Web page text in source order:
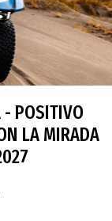
- POSITIVO
LA MIRADA